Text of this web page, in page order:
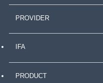
PROVIDER
IFA
PRODUCT